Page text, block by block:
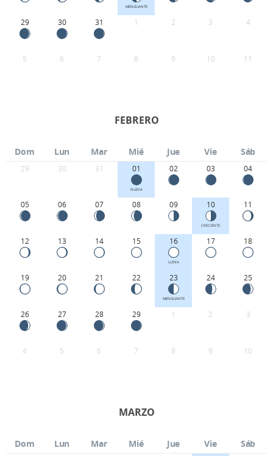
MENGUANTE
29 30 31 1 2 3 4
5 6 7 8 9 10 11
FEBRERO
Dom Lun Mar Mié Jue Vie Sáb
29 30 31 01
NUEVA
02 03 04
05 06 07 08 09 10
CRECIENTE
11
12 13 14 15 16
LLENA
17 18
19 20 21 22 23
MENGUANTE
24 25
26 27 28 29 1 2 3
4 5 6 7 8 9 10
MARZO
Dom Lun Mar Mié Jue Vie Sáb